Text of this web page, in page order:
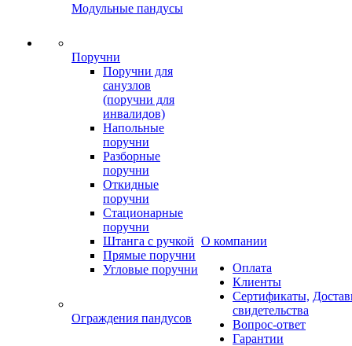
Модульные пандусы
Поручни
Поручни для
санузлов
(поручни для
инвалидов)
Напольные
поручни
Разборные
поручни
Откидные
поручни
Стационарные
поручни
Штанга с ручкой
Прямые поручни
Угловые поручни
Ограждения пандусов
О компании
Оплата
Клиенты
Сертификаты,
свидетельства
Вопрос-ответ
Гарантии